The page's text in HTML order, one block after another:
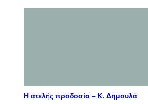
Η ατελής προδοσία – K. Δημουλά